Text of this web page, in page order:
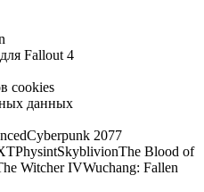
Fallout 4
cookies
данных
Cyberpunk 2077
PhysintSkyblivionThe Blood of
Witcher IVWuchang: Fallen